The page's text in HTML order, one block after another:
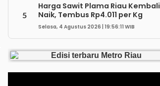
5
Harga Sawit Plama Riau Kembali
Naik, Tembus Rp4.011 per Kg
Selasa, 4 Agustus 2026 | 19:56:11 WIB